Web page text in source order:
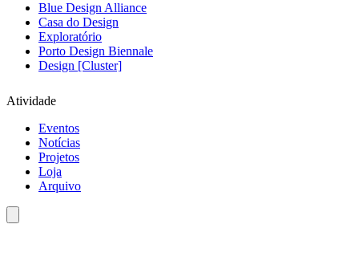
Blue Design Alliance
Casa do Design
Exploratório
Porto Design Biennale
Design [Cluster]
Atividade
Eventos
Notícias
Projetos
Loja
Arquivo